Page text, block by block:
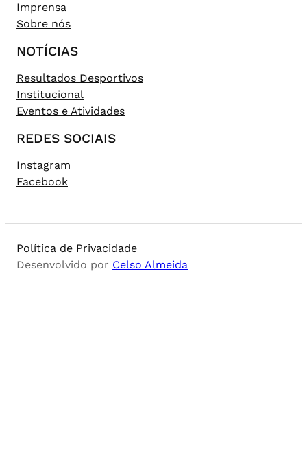
Imprensa
Sobre nós
NOTÍCIAS
Resultados Desportivos
Institucional
Eventos e Atividades
REDES SOCIAIS
Instagram
Facebook
Política de Privacidade
Desenvolvido por Celso Almeida